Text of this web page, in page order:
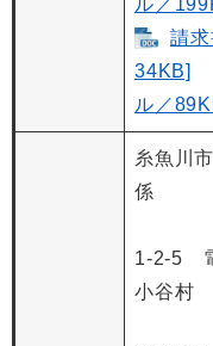
請
34KB]
ル／
糸魚川
係
〒
1-2-5
小谷村
〒